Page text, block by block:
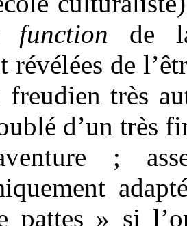
function de
révélées de
freudien très
d’un très
;
pattes » si